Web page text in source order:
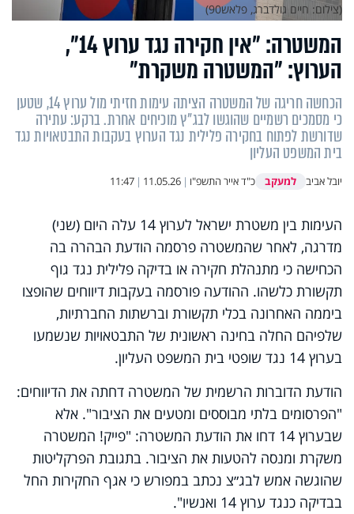
המשטרה: ״אין חקירה נגד ערוץ 14״,
הערוץ: ״המשטרה משקרת״
הכחשה חריגה של המשטרה הציתה עימות חזיתי מול ערוץ 14, שטען
כי מסמכים רשמיים שהוגשו לבג"ץ מוכיחים אחרת. ברקע: עתירה
שדורשת לפתוח בחקירה פלילית נגד הערוץ בעקבות התבטאויות נגד
בית המשפט העליון
יובל אביב למעקב כ"ד אייר התשפ"ו |
11.05.26
|
11:47
(צילום: חיים גולדברג, פלאש90)
העימות בין משטרת ישראל לערוץ 14 עלה היום (שני)
מדרגה, לאחר שהמשטרה פרסמה הודעת הבהרה בה
הכחישה כי מתנהלת חקירה או בדיקה פלילית נגד גוף
תקשורת כלשהו. ההודעה פורסמה בעקבות דיווחים שהופצו
ביממה האחרונה בכלי תקשורת וברשתות החברתיות,
שלפיהם החלה בחינה ראשונית של התבטאויות שנשמעו
בערוץ 14 נגד שופטי בית המשפט העליון.
הודעת הדוברות הרשמית של המשטרה דחתה את הדיווחים:
"הפרסומים בלתי מבוססים ומטעים את הציבור". אלא
שבערוץ 14 דחו את הודעת המשטרה: "פייק! המשטרה
משקרת ומנסה להטעות את הציבור. בתגובת הפרקליטות
שהוגשה אמש לבג״צ נכתב במפורש כי אגף החקירות החל
בבדיקה כנגד ערוץ 14 ואנשיו".